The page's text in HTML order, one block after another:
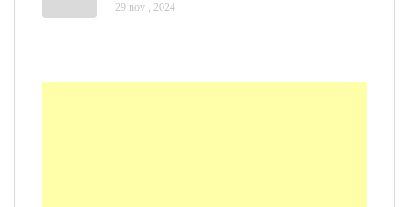
29 nov , 2024